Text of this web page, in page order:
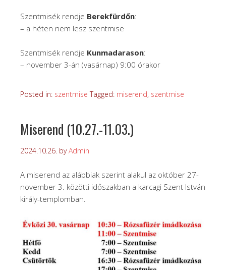
Szentmisék rendje Berekfürdőn:
– a héten nem lesz szentmise
Szentmisék rendje Kunmadarason:
– november 3-án (vasárnap) 9:00 órakor
Posted in: szentmise Tagged: miserend, szentmise
Miserend (10.27.-11.03.)
2024.10.26. byAdmin
A miserend az alábbiak szerint alakul az október 27-
november 3. közötti időszakban a karcagi Szent István
király-templomban.